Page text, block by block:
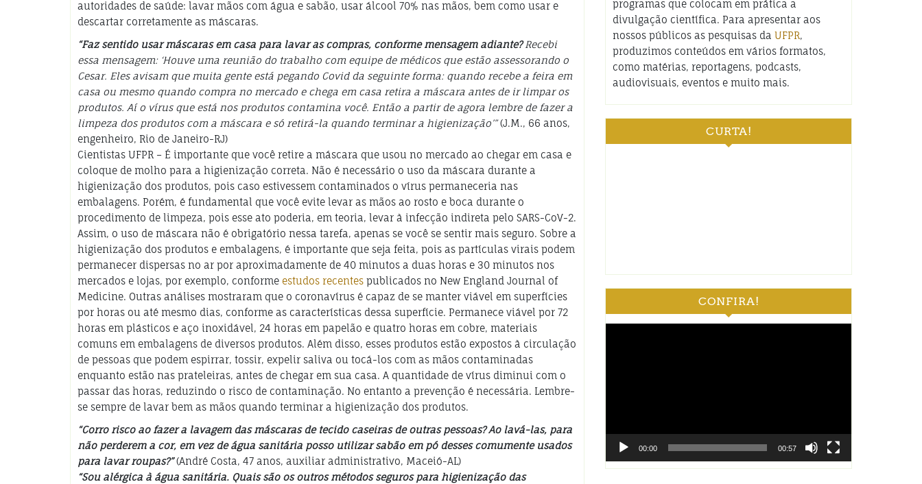
autoridades de saúde: lavar mãos com água e sabão, usar álcool 70% nas mãos, bem como usar e
descartar corretamente as máscaras.
“Faz sentido usar máscaras em casa para lavar as compras, conforme mensagem adiante?Recebi
essa mensagem: ‘Houve uma reunião do trabalho com equipe de médicos que estão assessorando o
Cesar. Eles avisam que muita gente está pegando Covid da seguinte forma: quando recebe a feira em
casa ou mesmo quando compra no mercado e chega em casa retira a máscara antes de ir limpar os
produtos. Aí o vírus que está nos produtos contamina você. Então a partir de agora lembre de fazer a
limpeza dos produtos com a máscara e só retirá-la quando terminar a higienização’”(J.M., 66 anos,
engenheiro, Rio de Janeiro-RJ)
Cientistas UFPR – É importante que você retire a máscara que usou no mercado ao chegar em casa e
coloque de molho para a higienização correta. Não é necessário o uso da máscara durante a
higienização dos produtos, pois caso estivessem contaminados o vírus permaneceria nas
embalagens. Porém, é fundamental que você evite levar as mãos ao rosto e boca durante o
procedimento de limpeza, pois esse ato poderia, em teoria, levar à infecção indireta pelo SARS-CoV-2.
Assim, o uso de máscara não é obrigatório nessa tarefa, apenas se você se sentir mais seguro. Sobre a
higienização dos produtos e embalagens, é importante que seja feita, pois as partículas virais podem
permanecer dispersas no ar por aproximadamente de 40 minutos a duas horas e 30 minutos nos
mercados e lojas, por exemplo, conforme estudos recentes publicados no New England Journal of
Medicine. Outras análises mostraram que o coronavírus é capaz de se manter viável em superfícies
por horas ou até mesmo dias, conforme as características dessa superfície. Permanece viável por 72
horas em plásticos e aço inoxidável, 24 horas em papelão e quatro horas em cobre, materiais
comuns em embalagens de diversos produtos. Além disso, esses produtos estão expostos à circulação
de pessoas que podem espirrar, tossir, expelir saliva ou tocá-los com as mãos contaminadas
enquanto estão nas prateleiras, antes de chegar em sua casa. A quantidade de vírus diminui com o
passar das horas, reduzindo o risco de contaminação. No entanto a prevenção é necessária. Lembre-
se sempre de lavar bem as mãos quando terminar a higienização dos produtos.
“Corro risco ao fazer a lavagem das máscaras de tecido caseiras de outras pessoas? Ao lavá-las, para
não perderem a cor, em vez de água sanitária posso utilizar sabão em pó desses comumente usados
para lavar roupas?”(André Costa, 47 anos, auxiliar administrativo, Maceió-AL)
“Sou alérgica à água sanitária. Quais são os outros métodos seguros para higienização das
programas que colocam em prática a
divulgação científica. Para apresentar aos
nossos públicos as pesquisas da UFPR,
produzimos conteúdos em vários formatos,
como matérias, reportagens, podcasts,
audiovisuais, eventos e muito mais.
CURTA!
CONFIRA!
00:00 00:57